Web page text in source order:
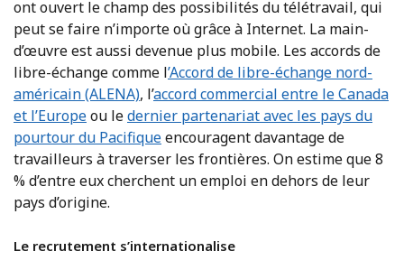
ont ouvert le champ des possibilités du télétravail, qui
peut se faire n’importe où grâce à Internet. La main-
d’œuvre est aussi devenue plus mobile. Les accords de
libre-échange comme l’Accord de libre-échange nord-
américain (ALENA), l’accord commercial entre le Canada
et l’Europeou ledernier partenariat avec les pays du
pourtour du Pacifiqueencouragent davantage de
travailleurs à traverser les frontières. On estime que 8
% d’entre eux cherchent un emploi en dehors de leur
pays d’origine.
Le recrutement s’internationalise